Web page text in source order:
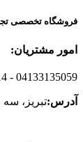
فروشگاه تخصصی
امور مشتریان:
- 04133135059
آدرس:تبریز، سه